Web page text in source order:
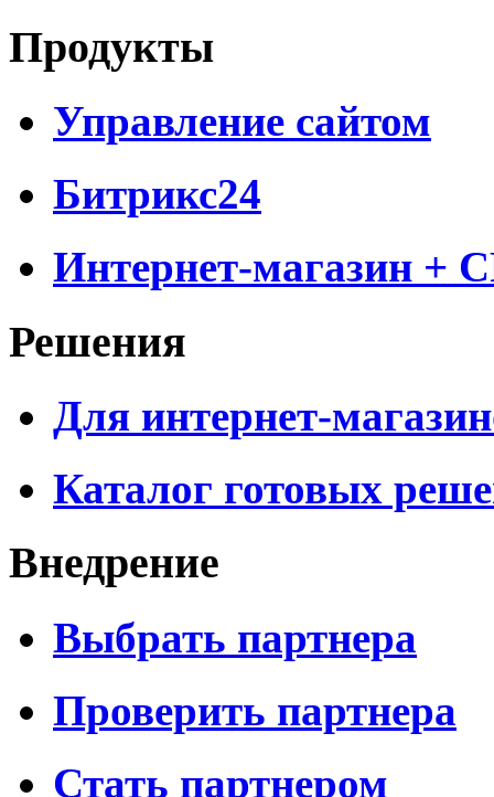
Продукты
Управление сайтом
Битрикс24
Интернет-магазин +
Решения
Для интернет-
Каталог готовых
Внедрение
Выбрать партнера
Проверить партнера
Стать партнером